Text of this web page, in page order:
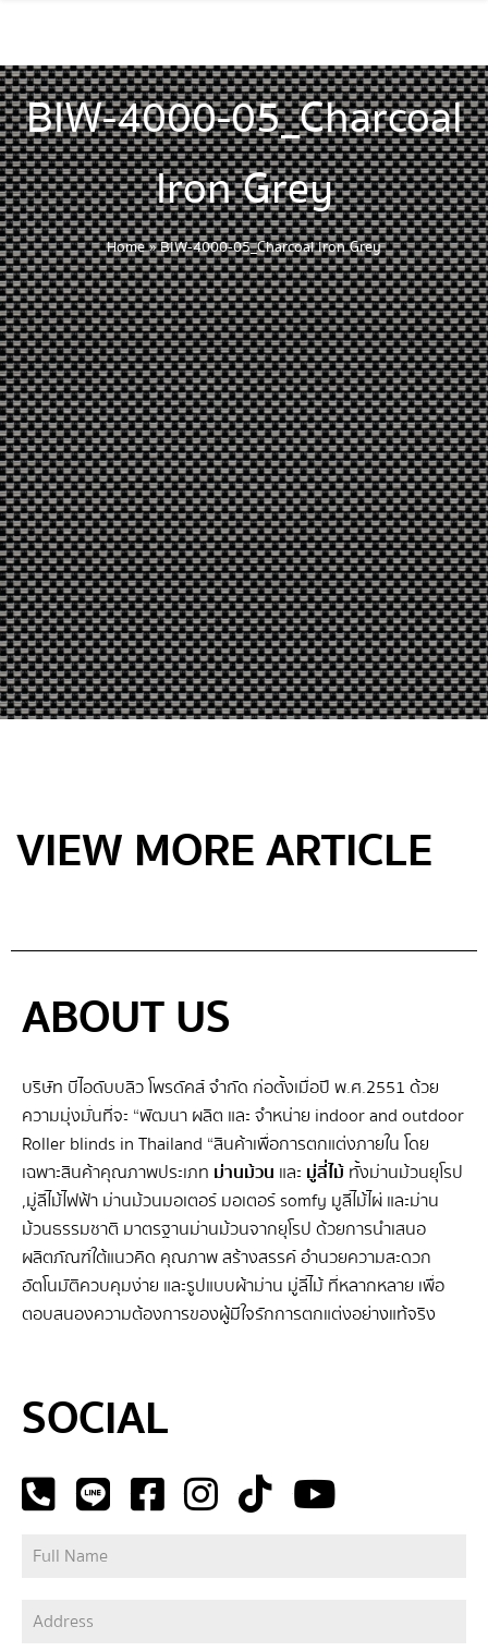
BIW-4000-05_Charcoal
Iron Grey
Home»BIW-4000-05_Charcoal Iron Grey
VIEW MORE ARTICLE
ABOUT US
บริษัท บีไอดับบลิว โพรดัคส์ จำกัด ก่อตั้งเมื่อปี พ.ศ.2551 ด้วย
ความมุ่งมั่นที่จะ “พัฒนา ผลิต และ จําหน่าย indoor and outdoor
Roller blinds in Thailand “สินค้าเพื่อการตกแต่งภายใน โดย
เฉพาะสินค้าคุณภาพประเภท ม่านม้วน และ มู่ลี่ไม้ทั้งม่านม้วนยุโรป
,มู่ลี่ไม้ไฟฟ้า ม่านม้วนมอเตอร์ มอเตอร์ somfy มูลี่ไม้ไผ่ และม่าน
ม้วนธรรมชาติ มาตรฐานม่านม้วนจากยุโรป ด้วยการนำเสนอ
ผลิตภัณฑ์ใต้แนวคิด คุณภาพ สร้างสรรค์ อำนวยความสะดวก
อัตโนมัติควบคุมง่าย และรูปแบบผ้าม่าน มู่ลี่ไม้ ที่หลากหลาย เพื่อ
ตอบสนองความต้องการของผู้มีใจรักการตกแต่งอย่างแท้จริง
SOCIAL